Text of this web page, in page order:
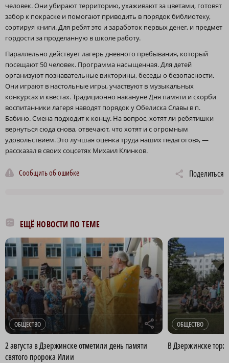
человек. Они убирают территорию, ухаживают за цветами, готовят
забор к покраске и помогают приводить в порядок библиотеку,
сортируя книги. Для ребят это и заработок первых денег, и предмет
гордости за проделанную в школе работу.
Параллельно действует лагерь дневного пребывания, который
посещают 50 человек. Программа насыщенная. Для детей
организуют познавательные викторины, беседы о безопасности.
Они играют в настольные игры, участвуют в музыкальных
конкурсах и квестах. Традиционно накануне Дня памяти и скорби
воспитанники лагеря наводят порядок у Обелиска Славы в п.
Бабино. Смена подходит к концу. На вопрос, хотят ли ребятишки
вернуться сюда снова, отвечают, что хотят и с огромным
удовольствием. Это лучшая оценка труда наших педагогов», —
рассказал в своих соцсетях Михаил Клинков.
Сообщить об ошибке Поделиться
ЕЩЁ НОВОСТИ ПО ТЕМЕ
ОБЩЕСТВО r
2 августа в Дзержинске отметили день памяти
святого пророка Илии
ОБЩЕСТВО
В Дзержинске